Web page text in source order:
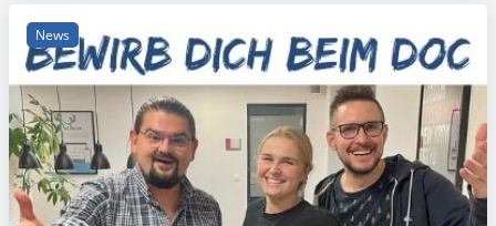
News